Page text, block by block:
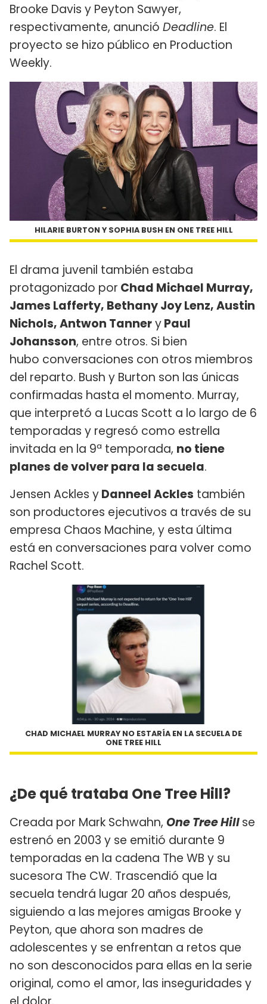
Brooke Davis y Peyton Sawyer,
respectivamente, anunció Deadline. El
proyecto se hizo público en Production
Weekly.
HILARIE BURTON Y SOPHIA BUSH EN ONE TREE HILL
El drama juvenil también estaba
protagonizado por Chad Michael Murray,
James Lafferty, Bethany Joy Lenz, Austin
Nichols, Antwon TanneryPaul
Johansson, entre otros. Si bien
hubo conversaciones con otros miembros
del reparto. Bush y Burton son las únicas
confirmadas hasta el momento. Murray,
que interpretó a Lucas Scott a lo largo de 6
temporadas y regresó como estrella
invitada en la 9ª temporada, no tiene
planes de volver para la secuela.
Jensen Ackles yDanneel Ackles también
son productores ejecutivos a través de su
empresa Chaos Machine, y esta última
está en conversaciones para volver como
Rachel Scott.
CHAD MICHAEL MURRAY NO ESTARÍA EN LA SECUELA DE
ONE TREE HILL
¿De qué trataba One Tree Hill?
Creada por Mark Schwahn, One Tree Hillse
estrenó en 2003 y se emitió durante 9
temporadas en la cadena The WB y su
sucesora The CW. Trascendió que la
secuela tendrá lugar 20 años después,
siguiendo a las mejores amigas Brooke y
Peyton, que ahora son madres de
adolescentes y se enfrentan a retos que
no son desconocidos para ellas en la serie
original, como el amor, las inseguridades y